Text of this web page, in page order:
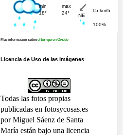
Más información sobreel tiempo en Oviedo
Licencia de Uso de las Imágenes
Todas las fotos propias
publicadas en fotosycosas.es
por Miguel Sáenz de Santa
María están bajo una licencia